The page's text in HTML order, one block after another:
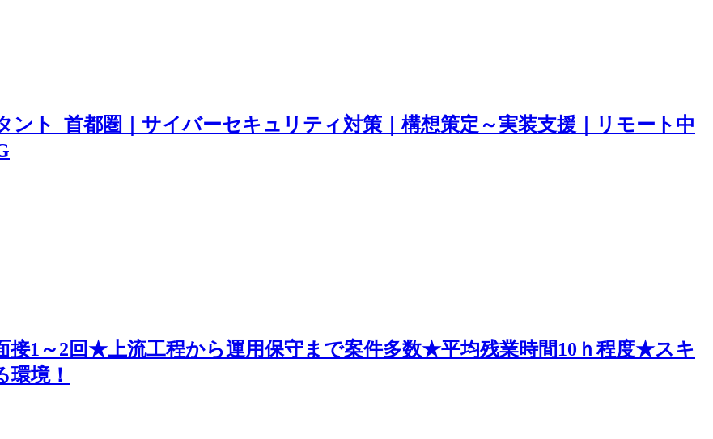
ト_首都圏｜サイバーセキュリティ対策｜構想策定～実装支援｜リモート中
接1～2回★上流工程から運用保守まで案件多数★平均残業時間10ｈ程度★スキ
境！